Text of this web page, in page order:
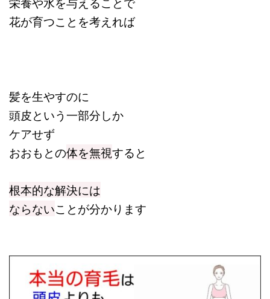
花が育つことを考えれば
髪を生やすのに
頭皮という一部分しか
ケアせず
おおもとの体を無視すると
根本的な解決には
ならないことが分かります